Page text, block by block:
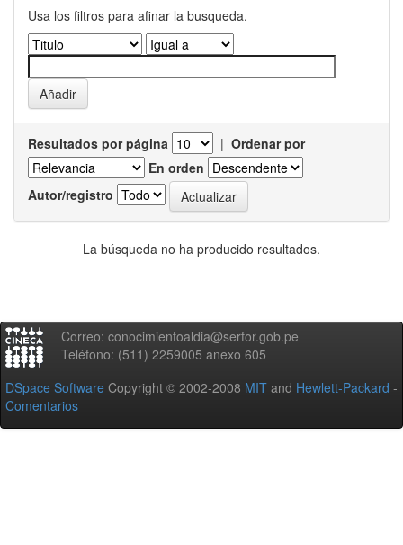
Usa los filtros para afinar la busqueda.
Resultados por página | Ordenar por
En orden
Autor/registro
La búsqueda no ha producido resultados.
Correo: conocimientoaldia@serfor.gob.pe
Teléfono: (511) 2259005 anexo 605
DSpace Software Copyright © 2002-2008 MIT and Hewlett-Packard -
Comentarios